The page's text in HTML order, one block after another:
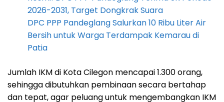
2026-2031, Target Dongkrak Suara
DPC PPP Pandeglang Salurkan 10 Ribu Liter Air
Bersih untuk Warga Terdampak Kemarau di
Patia
Jumlah IKM di Kota Cilegon mencapai 1.300 orang,
sehingga dibutuhkan pembinaan secara bertahap
dan tepat, agar peluang untuk mengembangkan IKM